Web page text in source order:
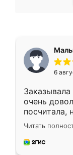
6
очень
посчитала,
Замерщик
делу со
за день,
Читать